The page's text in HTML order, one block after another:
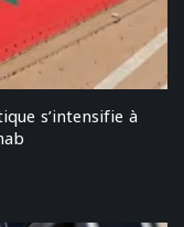
s’intensifie à